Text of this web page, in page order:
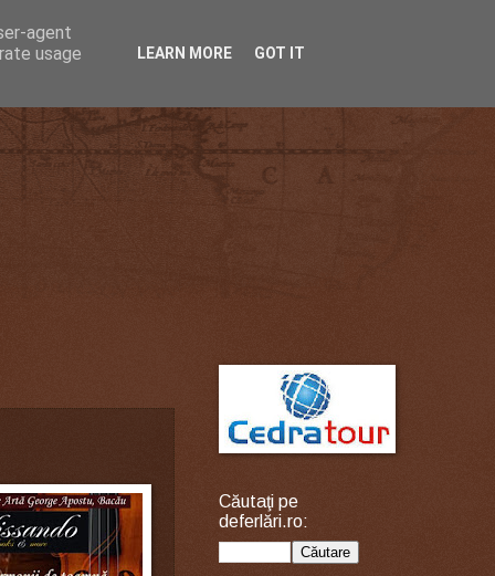
Căutaţi pe
deferlări.ro:
agent
usage
LEARN MORE GOT IT